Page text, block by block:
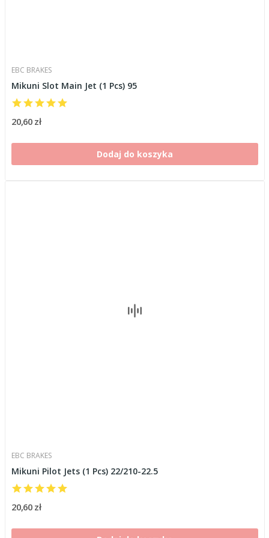
EBC BRAKES
Mikuni Slot Main Jet (1 Pcs) 95
20,60 zł
Dodaj do koszyka
EBC BRAKES
Mikuni Pilot Jets (1 Pcs) 22/210-22.5
20,60 zł